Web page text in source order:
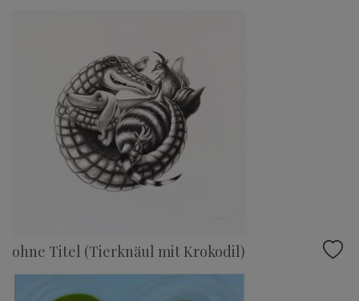
ohne Titel (Tierknäul mit Krokodil)